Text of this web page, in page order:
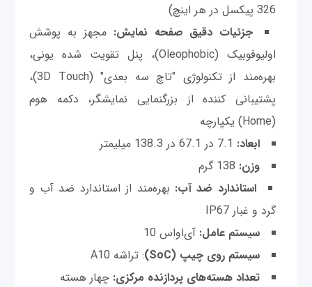
326 پیکسل در هر اینچ)
جزئیات دقیق صفحه نمایش: مجهز به پوشش
اولیوفوبیک (Oleophobic)، پنل تقویت شده یونی،
بهره‌مند از تکنولوژی "تاچ سه بعدی" (3D Touch)،
پشتیبانی کننده از بزرگنمایی نمایشگر، دکمه هوم
(Home) یکپارچه
ابعاد: 7.1 در 67.1 در 138.3 میلیمتر
وزن: 138 گرم
استاندارد ضد آب: بهره‌مند از استاندارد ضد آب و
گرد و غبار IP67
سیستم عامل:آی‌او‌اس 10
سیستم روی چیپ(SoC)
: تراشه A10
تعداد هسته‌های پردازنده مرکزی: چهار هسته‌